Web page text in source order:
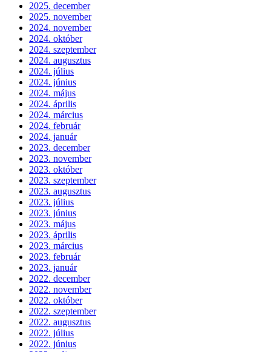
2025. december
2025. november
2024. november
2024. október
2024. szeptember
2024. augusztus
2024. július
2024. június
2024. május
2024. április
2024. március
2024. február
2024. január
2023. december
2023. november
2023. október
2023. szeptember
2023. augusztus
2023. július
2023. június
2023. május
2023. április
2023. március
2023. február
2023. január
2022. december
2022. november
2022. október
2022. szeptember
2022. augusztus
2022. július
2022. június